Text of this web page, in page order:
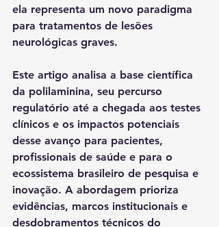
ela representa um novo paradigma
para tratamentos de lesões
neurológicas graves.
Este artigo analisa a base científica
da polilaminina, seu percurso
regulatório até a chegada aos testes
clínicos e os impactos potenciais
desse avanço para pacientes,
profissionais de saúde e para o
ecossistema brasileiro de pesquisa e
inovação. A abordagem prioriza
evidências, marcos institucionais e
desdobramentos técnicos do